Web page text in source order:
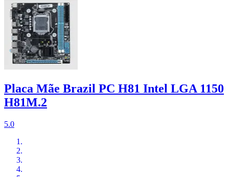
Placa Mãe Brazil PC H81 Intel LGA 1150
H81M.2
5.0